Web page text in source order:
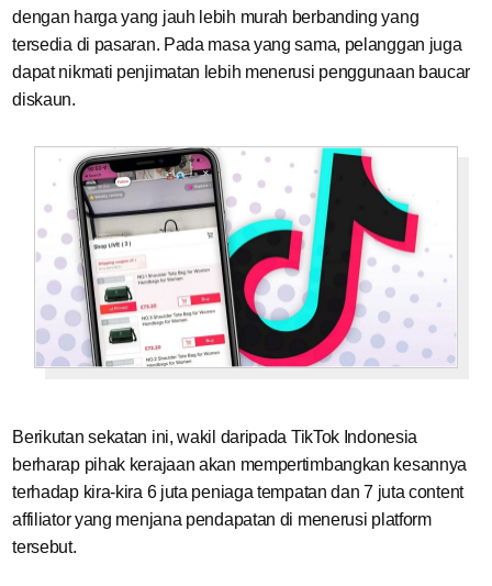
dengan harga yang jauh lebih murah berbanding yang
tersedia di pasaran. Pada masa yang sama, pelanggan juga
dapat nikmati penjimatan lebih menerusi penggunaan baucar
diskaun.
Berikutan sekatan ini, wakil daripada TikTok Indonesia
berharap pihak kerajaan akan mempertimbangkan kesannya
terhadap kira-kira 6 juta peniaga tempatan dan 7 juta content
affiliator yang menjana pendapatan di menerusi platform
tersebut.